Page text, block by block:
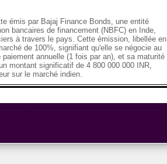
émis par Bajaj Finance Bonds, une entité
bancaires de financement (NBFC) en Inde,
à travers le pays. Cette émission, libellée en
de 100%, signifiant qu'elle se négocie au
annuelle (1 fois par an), et sa maturité
montant significatif de 4 800 000 000 INR,
sur le marché indien.